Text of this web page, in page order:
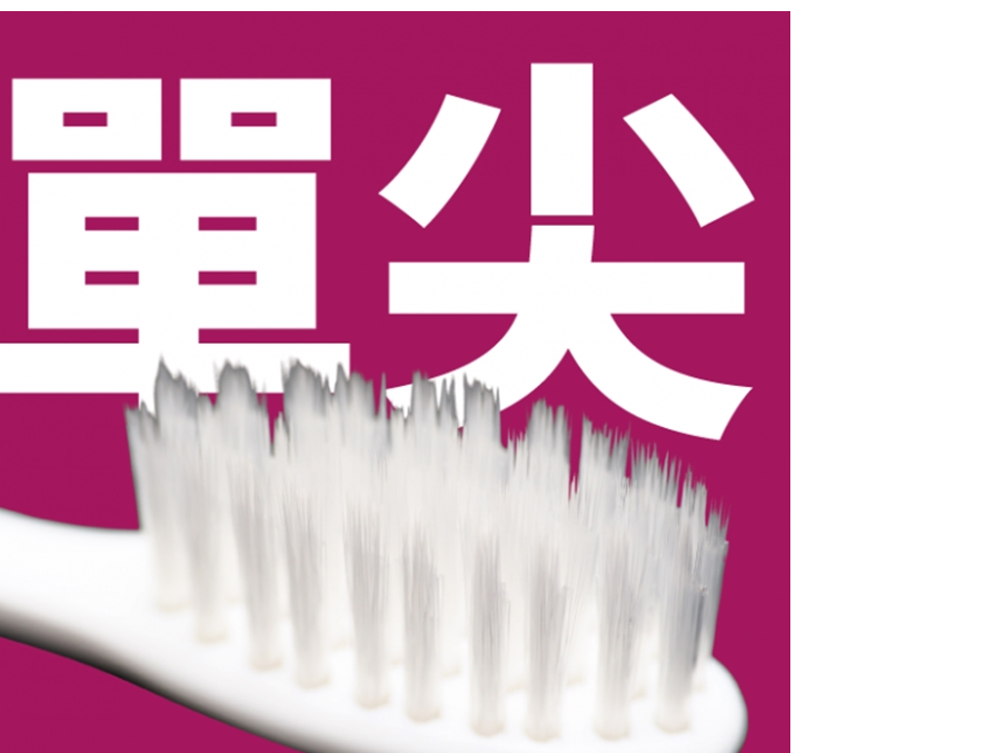
※ 請注意：結帳手續完成當下不需立刻繳費，但若您需要取消訂單，請聯
先享後付繳納相關費用。
※ 交易是否成功請以「AFTEE先享後付 」之結帳頁面顯示為準，若有關於
是否繳費成功／繳費後需取消欲退款等相關疑問，請聯繫「AFTEE先享後
付客戶支援中心」
https://netprotections.freshdesk.com/support/home
【注意事項】
１．透過由恩沛科技股份有限公司提供之「AFTEE先享後付」服務完成之
交易，需依本服務之必要範圍內提供個人資料，並將交易相關給付款項請
求債權轉讓予恩沛科技股份有限公司。
３．未成年的使用者請事先徵得法定代理人或監護人之同意方可使用
「AFTEE先享後付」，若未經同意申辦者引起之損失，本公司不負相關責
任。
４．使用「AFTEE先享後付」時，將依據個別帳號之用戶狀況，依本公司
即時審查核予不同之上限額度；若仍有額度不足之情形，本公司將視審查
結果請求用戶進行身份認證。
５．嚴禁一人註冊多個帳號或使用他人資訊註冊。若發現惡意使用之情
形，恩沛科技股份有限公司將有權停止該用戶之使用額度並採取法律行
每筆NT$80，滿NT$600(含以上)免運費
郵局（離島配送）
每筆NT$125
付款後門市自取